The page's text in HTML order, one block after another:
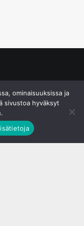
ominaisuuksissa ja
sivustoa hyväksyt